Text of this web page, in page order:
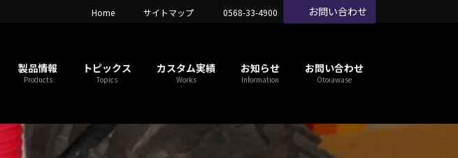
Home サイトマップ 0568-33-4900 お問い合わせ
製品情報
Products
トピックス
Topics
カスタム実績
Works
お知らせ
Information
お問い合わせ
Otoiawase